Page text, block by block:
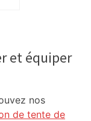
et équiper
nos
de tente de